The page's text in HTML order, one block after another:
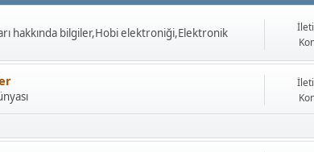
hakkında bilgiler,Hobi elektroniği,Elektronik